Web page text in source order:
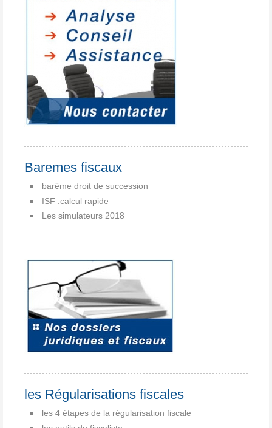
Baremes fiscaux
barême droit de succession
ISF :calcul rapide
Les simulateurs 2018
les Régularisations fiscales
les 4 étapes de la régularisation fiscale